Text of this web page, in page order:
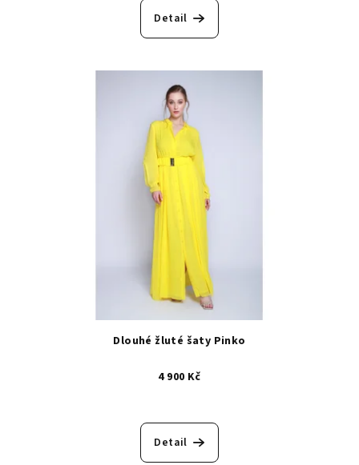
Detail
Dlouhé žluté šaty Pinko
4 900 Kč
Detail